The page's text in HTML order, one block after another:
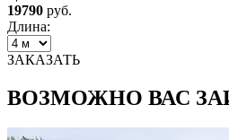
19790 руб.
Длина:
ЗАКАЗАТЬ
ВОЗМОЖНО ВАС